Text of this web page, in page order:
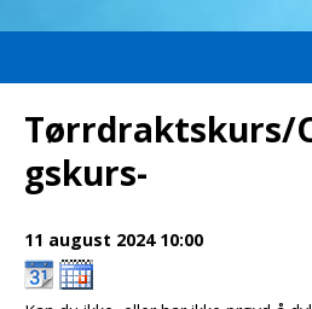
Tørrdraktskurs/
gskurs-
11 august 202410:00